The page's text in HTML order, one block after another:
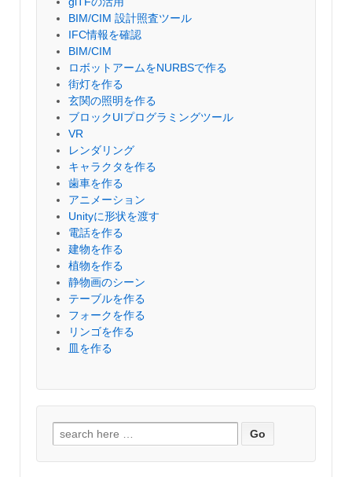
BIM/CIM 設計照査ツール
IFC情報を確認
BIM/CIM
ロボットアームをNURBSで作る
街灯を作る
玄関の照明を作る
ブロックUIプログラミングツール
VR
レンダリング
キャラクタを作る
歯車を作る
アニメーション
Unityに形状を渡す
電話を作る
建物を作る
植物を作る
静物画のシーン
テーブルを作る
フォークを作る
リンゴを作る
皿を作る
索
対